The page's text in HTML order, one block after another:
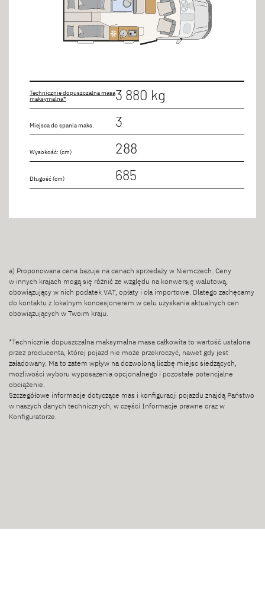
2 osoby/osób
3 osoby/osób
Rodzaje łóżek
Łóżko pojedyncze umieszczone wzdłużnie
Łóżko pojedyncze zmieniane w łóżko podwójne
Miejsca siedzące
2 osoby/osób
4 osoby/osób
Technicznie dopuszczalna masa
maksymalna* 3 880 kg
Miejsca do spania maks. 3
Wysokość: (cm) 288
Długość (cm) 685
a) Proponowana cena bazuje na cenach sprzedaży w Niemczech. Ceny
w innych krajach mogą się różnić ze względu na konwersję walutową,
obowiązujący w nich podatek VAT, opłaty i cła importowe. Dlatego zachęcamy
do kontaktu z lokalnym koncesjonerem w celu uzyskania aktualnych cen
obowiązujących w Twoim kraju.
*Technicznie dopuszczalna maksymalna masa całkowita to wartość ustalona
przez producenta, której pojazd nie może przekroczyć, nawet gdy jest
załadowany. Ma to zatem wpływ na dozwoloną liczbę miejsc siedzących,
możliwości wyboru wyposażenia opcjonalnego i pozostałe potencjalne
obciążenie.
Szczegółowe informacje dotyczące mas i konfiguracji pojazdu znajdą Państwo
w naszych danych technicznych, w części Informacje prawne oraz w
Konfiguratorze.